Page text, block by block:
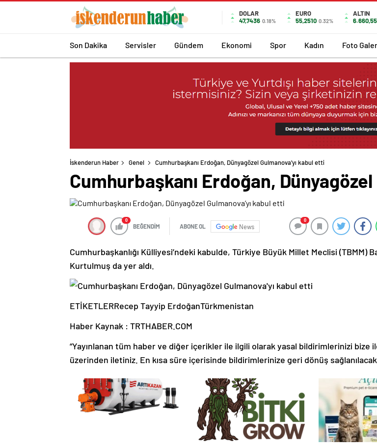
DOLAR
47,7436 0.18%
EURO
55,2510 0.32%
ALTIN
6.660,55
Son Dakika Servisler Gündem Ekonomi Spor Kadın Foto
İskenderun Haber Genel Cumhurbaşkanı Erdoğan, Dünyagözel Gulmanova’yı kabul etti
Cumhurbaşkanı Erdoğan, Dünyagözel
0
BEĞENDİM ABONE OL News
0
Cumhurbaşkanlığı Külliyesi’ndeki kabulde, Türkiye Büyük Millet Meclisi (TBMM)
Kurtulmuş da yer aldı.
ETİKETLERRecep Tayyip ErdoğanTürkmenistan
Haber Kaynak : TRTHABER.COM
“Yayınlanan tüm haber ve diğer içerikler ile ilgili olarak yasal bildirimlerinizi bize
üzerinden iletiniz. En kısa süre içerisinde bildirimlerinize geri dönüş